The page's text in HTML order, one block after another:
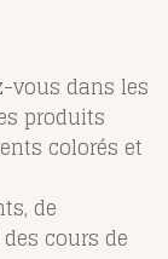
vous dans les
produits
colorés et
de
cours de